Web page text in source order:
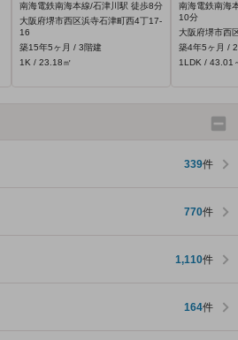
南海電鉄南海本線/石津川駅 徒歩8分
大阪府堺市西区浜寺石津町西4丁17-
16
築15年5ヶ月 / 3階建
1K / 23.18㎡
南海電鉄南海
10分
大阪府堺市西
築4年5ヶ月 /
1LDK / 43.01
339件
770件
1,110件
164件